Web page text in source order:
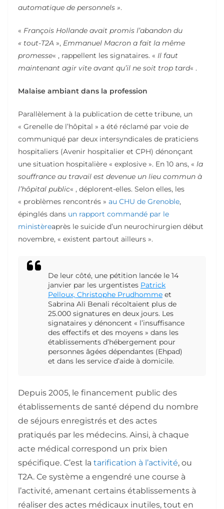
automatique de personnels ».
« François Hollande avait promis l’abandon du
« tout-T2A », Emmanuel Macron a fait la même
promesse« , rappellent les signataires. « Il faut
maintenant agir vite avant qu’il ne soit trop tard« .
Malaise ambiant dans la profession
Parallèlement à la publication de cette tribune, un
« Grenelle de l’hôpital » a été réclamé par voie de
communiqué par deux intersyndicales de praticiens
hospitaliers (Avenir hospitalier et CPH) dénonçant
une situation hospitalière « explosive ». En 10 ans, « la
souffrance au travail est devenue un lieu commun à
l’hôpital public« , déplorent-elles. Selon elles, les
« problèmes rencontrés » au CHU de Grenoble,
épinglés dans un rapport commandé par le
ministèreaprès le suicide d’un neurochirurgien début
novembre, « existent partout ailleurs ».
De leur côté, une pétition lancée le 14
janvier par les urgentistes Patrick
Pelloux, Christophe Prudhomme et
Sabrina Ali Benali récoltaient plus de
25.000 signatures en deux jours. Les
signataires y dénoncent « l’insuffisance
des effectifs et des moyens » dans les
établissements d’hébergement pour
personnes âgées dépendantes (Ehpad)
et dans les service d’aide à domicile.
Depuis 2005, le financement public des
établissements de santé dépend du nombre
de séjours enregistrés et des actes
pratiqués par les médecins. Ainsi, à chaque
acte médical correspond un prix bien
spécifique. C’est la tarification à l’activité, ou
T2A. Ce système a engendré une course à
l’activité, amenant certains établissements à
réaliser des actes médicaux inutiles, tout en